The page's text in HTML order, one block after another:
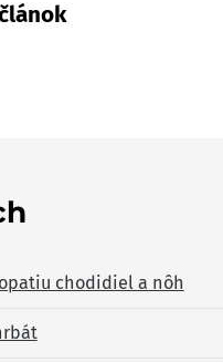
chodidiel a nôh